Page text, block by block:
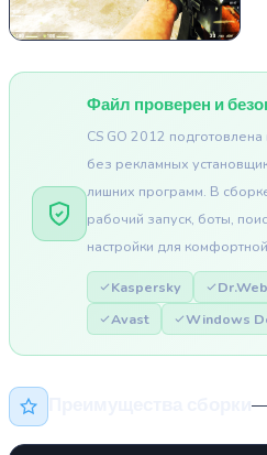
Файл проверен и
CS GO 2012 подготовлена
без рекламных
лишних программ. В
рабочий запуск, боты,
настройки для
Kaspersky Dr.Web
Avast
Windows